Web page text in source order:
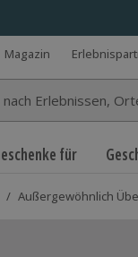
Magazin
Erlebnissen...
für
/ Außergewöhnlich